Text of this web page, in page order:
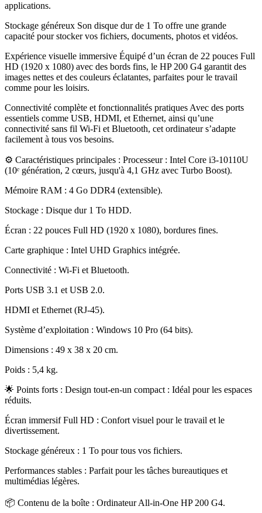
applications.
Stockage généreux Son disque dur de 1 To offre une grande
capacité pour stocker vos fichiers, documents, photos et vidéos.
Expérience visuelle immersive Équipé d’un écran de 22 pouces Full
HD (1920 x 1080) avec des bords fins, le HP 200 G4 garantit des
images nettes et des couleurs éclatantes, parfaites pour le travail
comme pour les loisirs.
Connectivité complète et fonctionnalités pratiques Avec des ports
essentiels comme USB, HDMI, et Ethernet, ainsi qu’une
connectivité sans fil Wi-Fi et Bluetooth, cet ordinateur s’adapte
facilement à tous vos besoins.
⚙️ Caractéristiques principales : Processeur : Intel Core i3-10110U
(10ᵉ génération, 2 cœurs, jusqu'à 4,1 GHz avec Turbo Boost).
Mémoire RAM : 4 Go DDR4 (extensible).
Stockage : Disque dur 1 To HDD.
Écran : 22 pouces Full HD (1920 x 1080), bordures fines.
Carte graphique : Intel UHD Graphics intégrée.
Connectivité : Wi-Fi et Bluetooth.
Ports USB 3.1 et USB 2.0.
HDMI et Ethernet (RJ-45).
Système d’exploitation : Windows 10 Pro (64 bits).
Dimensions : 49 x 38 x 20 cm.
Poids : 5,4 kg.
🌟 Points forts : Design tout-en-un compact : Idéal pour les espaces
réduits.
Écran immersif Full HD : Confort visuel pour le travail et le
divertissement.
Stockage généreux : 1 To pour tous vos fichiers.
Performances stables : Parfait pour les tâches bureautiques et
multimédias légères.
📦 Contenu de la boîte : Ordinateur All-in-One HP 200 G4.